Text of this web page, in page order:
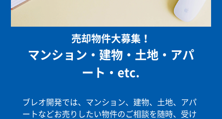
売却物件大募集！
マンション・建物・土地・アパ
ート・etc.
ブレオ開発では、マンション、建物、土地、アパ
ートなどお売りしたい物件のご相談を随時、受け